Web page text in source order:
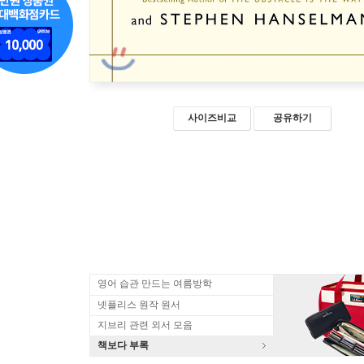
사이즈비교 공유하기
영어 습관 만드는 여름방학
넷플리스 원작 원서
지브리 관련 외서 모음
책보다 부록